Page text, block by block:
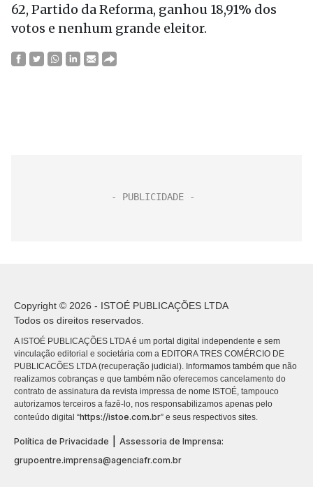
62, Partido da Reforma, ganhou 18,91% dos
votos e nenhum grande eleitor.
Copyright © 2026 - ISTOÉ PUBLICAÇÕES LTDA
Todos os direitos reservados.
A ISTOÉ PUBLICAÇÕES LTDA é um portal digital independente e sem
vinculação editorial e societária com a EDITORA TRES COMÉRCIO DE
PUBLICACÕES LTDA (recuperação judicial). Informamos também que não
realizamos cobranças e que também não oferecemos cancelamento do
contrato de assinatura da revista impressa de nome ISTOÉ, tampouco
autorizamos terceiros a fazê-lo, nos responsabilizamos apenas pelo
conteúdo digital “https://istoe.com.br” e seus respectivos sites.
Política de Privacidade
Assessoria de Imprensa:
grupoentre.imprensa@agenciafr.com.br